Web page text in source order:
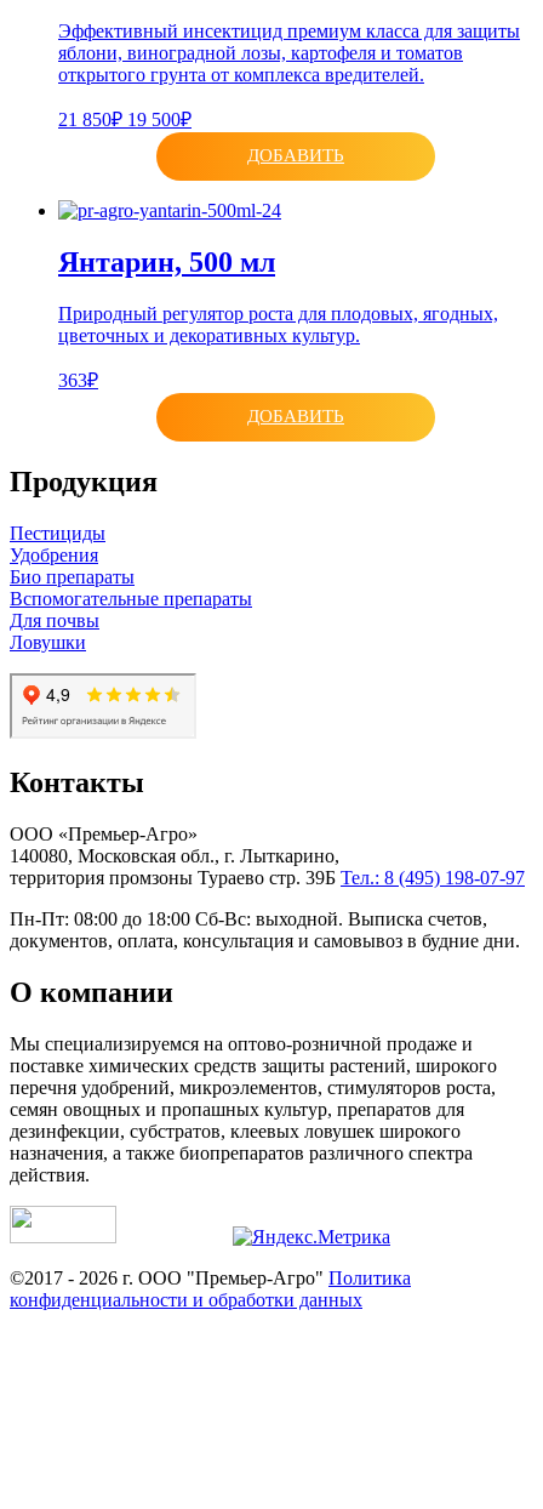
Эффективный инсектицид премиум класса для защиты
яблони, виноградной лозы, картофеля и томатов
открытого грунта от комплекса вредителей.
21 850₽ 19 500₽
ДОБАВИТЬ
Янтарин, 500 мл
Природный регулятор роста для плодовых, ягодных,
цветочных и декоративных культур.
363₽
ДОБАВИТЬ
Продукция
Пестициды
Удобрения
Био препараты
Вспомогательные препараты
Для почвы
Ловушки
Контакты
ООО «Премьер-Агро»
140080, Московская обл., г. Лыткарино,
территория промзоны Тураево стр. 39Б Тел.: 8 (495) 198-07-97
Пн-Пт: 08:00 до 18:00 Сб-Вс: выходной. Выписка счетов,
документов, оплата, консультация и самовывоз в будние дни.
О компании
Мы специализируемся на оптово-розничной продаже и
поставке химических средств защиты растений, широкого
перечня удобрений, микроэлементов, стимуляторов роста,
семян овощных и пропашных культур, препаратов для
дезинфекции, субстратов, клеевых ловушек широкого
назначения, а также биопрепаратов различного спектра
действия.
©2017 - 2026 г. ООО "Премьер-Агро" Политика
конфиденциальности и обработки данных